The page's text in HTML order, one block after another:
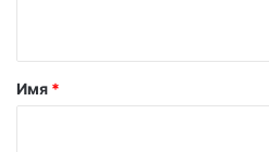
а
Имя *